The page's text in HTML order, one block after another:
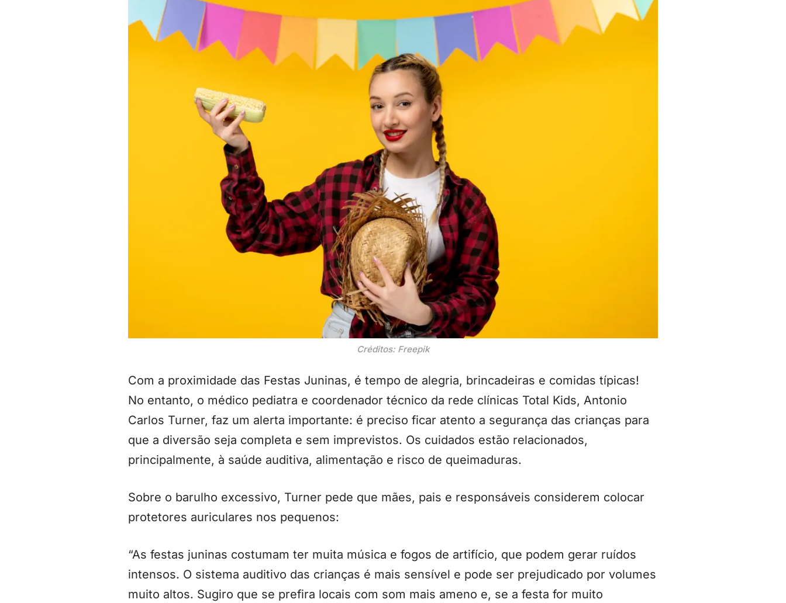
Créditos: Freepik
Com a proximidade das Festas Juninas, é tempo de alegria, brincadeiras e comidas típicas!
No entanto, o médico pediatra e coordenador técnico da rede clínicas Total Kids, Antonio
Carlos Turner, faz um alerta importante: é preciso ficar atento a segurança das crianças para
que a diversão seja completa e sem imprevistos. Os cuidados estão relacionados,
principalmente, à saúde auditiva, alimentação e risco de queimaduras.
Sobre o barulho excessivo, Turner pede que mães, pais e responsáveis considerem colocar
protetores auriculares nos pequenos:
“As festas juninas costumam ter muita música e fogos de artifício, que podem gerar ruídos
intensos. O sistema auditivo das crianças é mais sensível e pode ser prejudicado por volumes
muito altos. Sugiro que se prefira locais com som mais ameno e, se a festa for muito